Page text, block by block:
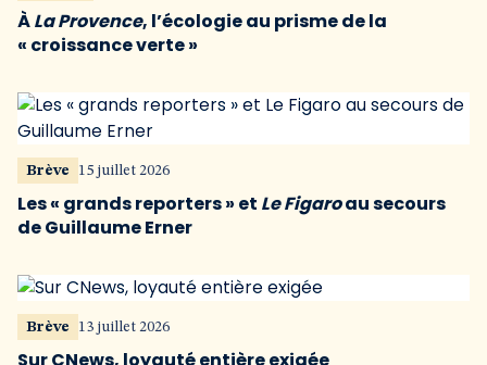
ÀLa Provence, l’écologie au prisme de la
« croissance verte »
Brève 15 juillet 2026
Les « grands reporters » et Le Figaroau secours
de Guillaume Erner
Brève 13 juillet 2026